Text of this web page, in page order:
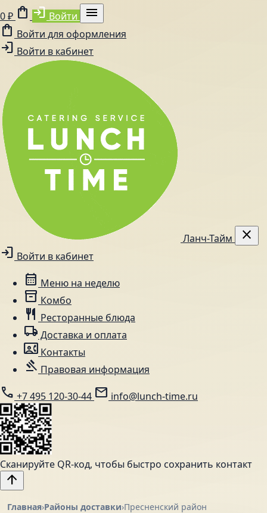
0 ₽ shopping_bag login Войти
menu
shopping_bag Войти для оформления
login Войти в кабинет
Ланч-Тайм
close
login Войти в кабинет
calendar_month Меню на неделю
inventory_2 Комбо
restaurant Ресторанные блюда
local_shipping Доставка и оплата
contact_phone Контакты
gavel Правовая информация
call +7 495 120-30-44 mail info@lunch-time.ru
Сканируйте QR-код, чтобы быстро сохранить контакт
arrow_upward
Главная›Районы доставки›Пресненский район